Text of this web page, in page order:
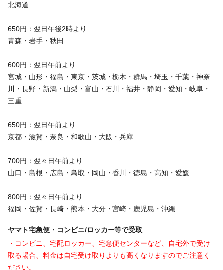
北海道
650円：翌日午後2時より
青森・岩手・秋田
600円：翌日午前より
宮城・山形・福島・東京・茨城・栃木・群馬・埼玉・千葉・神奈
川・長野・新潟・山梨・富山・石川・福井・静岡・愛知・岐阜・
三重
650円：翌日午前より
京都・滋賀・奈良・和歌山・大阪・兵庫
700円：翌々日午前より
山口・島根・広島・鳥取・岡山・香川・徳島・高知・愛媛
800円：翌々日午前より
福岡・佐賀・長崎・熊本・大分・宮崎・鹿児島・沖縄
ヤマト宅急便・コンビニ/ロッカー等で受取
・コンビニ、宅配ロッカー、宅急便センターなど、自宅外で受け
取る場合、料金は自宅受け取りよりも高くなりますのでご注意く
ださい。